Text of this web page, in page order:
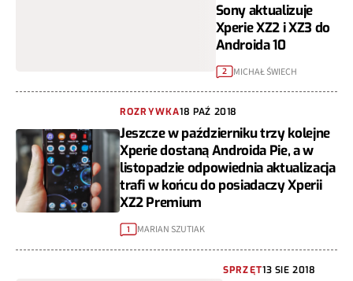
Sony aktualizuje
Xperie XZ2 i XZ3 do
Androida 10
2 MICHAŁ ŚWIECH
ROZRYWKA18 PAŹ 2018
Jeszcze w październiku trzy kolejne
Xperie dostaną Androida Pie, a w
listopadzie odpowiednia aktualizacja
trafi w końcu do posiadaczy Xperii
XZ2 Premium
1 MARIAN SZUTIAK
SPRZĘT13 SIE 2018